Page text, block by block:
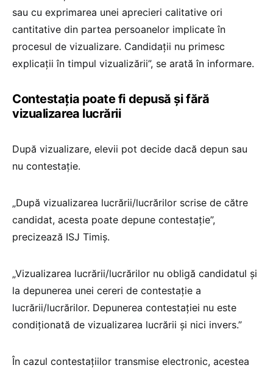
sau cu exprimarea unei aprecieri calitative ori
cantitative din partea persoanelor implicate în
procesul de vizualizare. Candidații nu primesc
explicații în timpul vizualizării”, se arată în informare.
Contestația poate fi depusă și fără
vizualizarea lucrării
După vizualizare, elevii pot decide dacă depun sau
nu contestație.
„După vizualizarea lucrării/lucrărilor scrise de către
candidat, acesta poate depune contestație”,
precizează ISJ Timiș.
„Vizualizarea lucrării/lucrărilor nu obligă candidatul și
la depunerea unei cereri de contestație a
lucrării/lucrărilor. Depunerea contestației nu este
condiționată de vizualizarea lucrării și nici invers.”
În cazul contestațiilor transmise electronic, acestea